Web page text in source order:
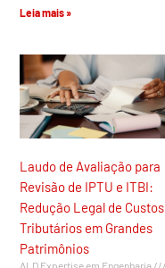
Leia mais »
Laudo de Avaliação para
Revisão de IPTU e ITBI:
Redução Legal de Custos
Tributários em Grandes
Patrimônios
ALD Expertise em Engenharia